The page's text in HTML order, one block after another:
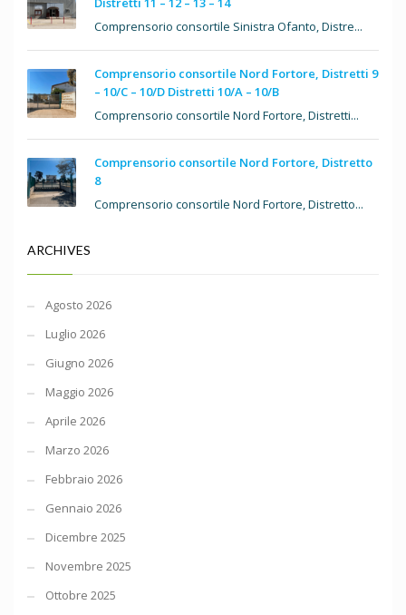
Comprensorio consortile Sinistra Ofanto, Distre...
Comprensorio consortile Nord Fortore, Distretti 9
– 10/C – 10/D Distretti 10/A – 10/B
Comprensorio consortile Nord Fortore, Distretti...
Comprensorio consortile Nord Fortore, Distretto
8
Comprensorio consortile Nord Fortore, Distretto...
ARCHIVES
Agosto 2026
Luglio 2026
Giugno 2026
Maggio 2026
Aprile 2026
Marzo 2026
Febbraio 2026
Gennaio 2026
Dicembre 2025
Novembre 2025
Ottobre 2025